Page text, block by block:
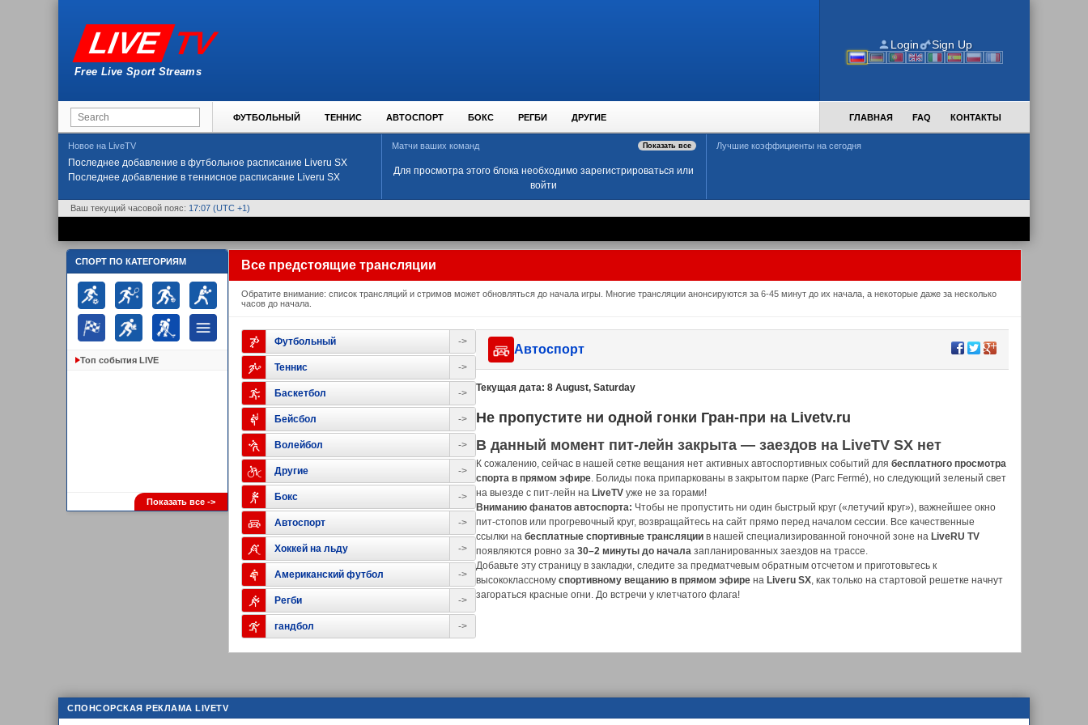
LIVE TV
Free Live Sport Streams
Login Sign Up
ФУТБОЛЬНЫЙ ТЕННИС АВТОСПОРТ БОКС РЕГБИ ДРУГИЕ ГЛАВНАЯ FAQ КОНТАКТЫ
Новое на LiveTV
Последнее добавление в футбольное расписание Liveru SX
Последнее добавление в теннисное расписание Liveru SX
Матчи ваших команд Показать все
Для просмотра этого блока необходимо зарегистрироваться или
войти
Лучшие коэффициенты на сегодня
Ваш текущий часовой пояс: 17:07 (UTC +1)
СПОРТ ПО КАТЕГОРИЯМ
Топ события LIVE
Показать все ->
Все предстоящие трансляции
Обратите внимание: список трансляций и стримов может обновляться до начала игры. Многие трансляции анонсируются за 6-45 минут до их начала, а некоторые даже за несколько
часов до начала.
Футбольный ->
Теннис ->
Баскетбол ->
Бейсбол ->
Волейбол ->
Другие ->
Бокс ->
Автоспорт ->
Хоккей на льду ->
Американский футбол ->
Регби ->
гандбол ->
Автоспорт
Текущая дата: 8 August, Saturday
Не пропустите ни одной гонки Гран-при на Livetv.ru
В данный момент пит-лейн закрыта — заездов на LiveTV SX нет
К сожалению, сейчас в нашей сетке вещания нет активных автоспортивных событий для бесплатного просмотра
спорта в прямом эфире. Болиды пока припаркованы в закрытом парке (Parc Fermé), но следующий зеленый свет
на выезде с пит-лейн на LiveTV уже не за горами!
Вниманию фанатов автоспорта: Чтобы не пропустить ни один быстрый круг («летучий круг»), важнейшее окно
пит-стопов или прогревочный круг, возвращайтесь на сайт прямо перед началом сессии. Все качественные
ссылки на бесплатные спортивные трансляции в нашей специализированной гоночной зоне на LiveRU TV
появляются ровно за 30–2 минуты до начала запланированных заездов на трассе.
Добавьте эту страницу в закладки, следите за предматчевым обратным отсчетом и приготовьтесь к
высококлассному спортивному вещанию в прямом эфире на Liveru SX, как только на стартовой решетке начнут
загораться красные огни. До встречи у клетчатого флага!
СПОНСОРСКАЯ РЕКЛАМА LIVETV